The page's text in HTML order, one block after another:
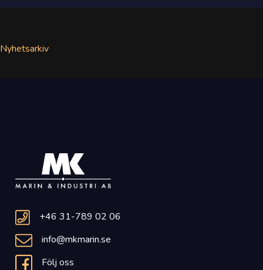
Nyhetsarkiv
+46 31-789 02 06
info@mkmarin.se
Följ oss